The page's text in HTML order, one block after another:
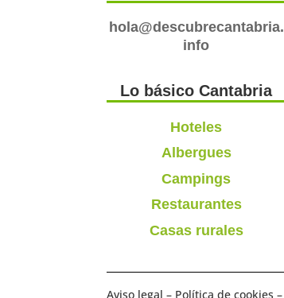
hola@descubrecantabria.
info
Lo básico Cantabria
Hoteles
Albergues
Campings
Restaurantes
Casas rurales
Aviso legal – Política de cookies –